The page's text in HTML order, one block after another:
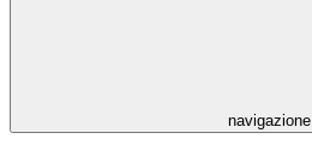
navigazione